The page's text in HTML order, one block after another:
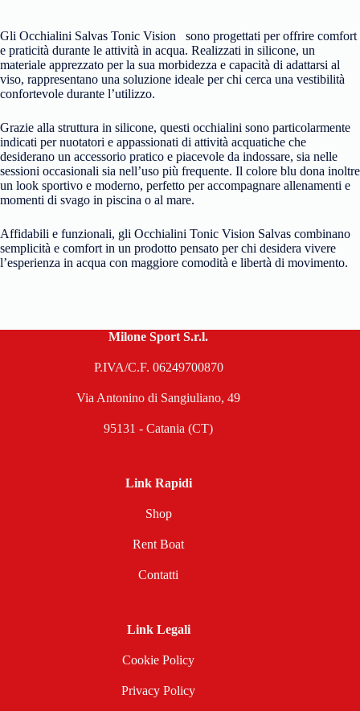
Gli Occhialini Salvas Tonic Vision sono progettati per offrire comfort
e praticità durante le attività in acqua. Realizzati in silicone, un
materiale apprezzato per la sua morbidezza e capacità di adattarsi al
viso, rappresentano una soluzione ideale per chi cerca una vestibilità
confortevole durante l’utilizzo.
Grazie alla struttura in silicone, questi occhialini sono particolarmente
indicati per nuotatori e appassionati di attività acquatiche che
desiderano un accessorio pratico e piacevole da indossare, sia nelle
sessioni occasionali sia nell’uso più frequente. Il colore blu dona inoltre
un look sportivo e moderno, perfetto per accompagnare allenamenti e
momenti di svago in piscina o al mare.
Affidabili e funzionali, gli Occhialini Tonic Vision Salvas combinano
semplicità e comfort in un prodotto pensato per chi desidera vivere
l’esperienza in acqua con maggiore comodità e libertà di movimento.
Milone Sport S.r.l.
P.IVA/C.F. 06249700870
Via Antonino di Sangiuliano, 49
95131 - Catania (CT)
Link Rapidi
Shop
Rent Boat
Contatti
Link Legali
Cookie Policy
Privacy Policy